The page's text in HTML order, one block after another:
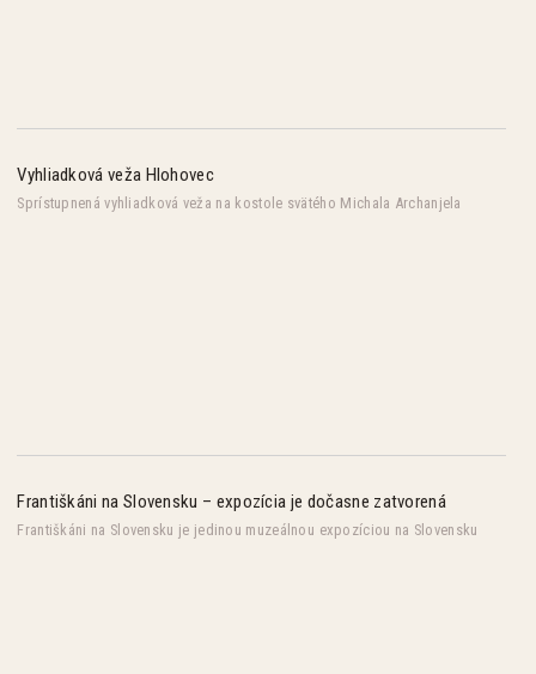
Vyhliadková veža Hlohovec
Sprístupnená vyhliadková veža na kostole svätého Michala Archanjela
Františkáni na Slovensku – expozícia je dočasne zatvorená
Františkáni na Slovensku je jedinou muzeálnou expozíciou na Slovensku